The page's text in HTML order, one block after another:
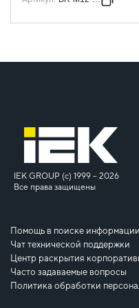
IEK GROUP (c) 1999 – 2026
Все права защищены
Помощь в поиске
Чат технической поддержки
Центр раскрытия
Часто задаваемые вопросы
Политика обработки